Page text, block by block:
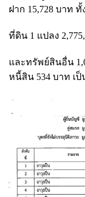
ฝาก 15,728 บาท
ที่ดิน 1 แปลง
และทรัพย์สินอื่น
หนี้สิน 534 บาท เป็